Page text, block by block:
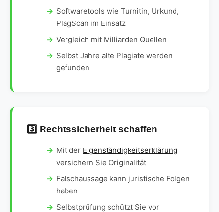
Softwaretools wie Turnitin, Urkund,
PlagScan im Einsatz
Vergleich mit Milliarden Quellen
Selbst Jahre alte Plagiate werden
gefunden
3️⃣ Rechtssicherheit schaffen
Mit der Eigenständigkeitserklärung
versichern Sie Originalität
Falschaussage kann juristische Folgen
haben
Selbstprüfung schützt Sie vor